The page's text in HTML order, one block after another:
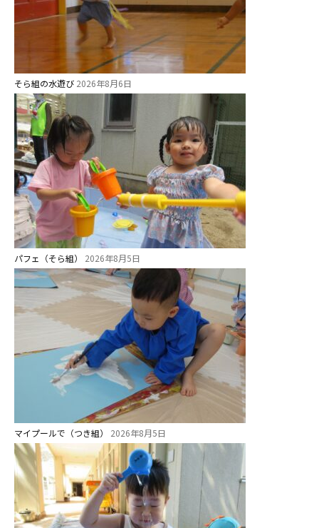
そら組の水遊び 2026年8月6日
パフェ（そら組） 2026年8月5日
マイプールで（つき組） 2026年8月5日
2歳児ひとり登園［ゆず組 ]
グループ施設・
関係先リンク
学校法⼈鴨⾕学園 鳳幼稚園
学校法⼈諏訪森学園 諏訪森幼稚
園
⼤阪府私⽴幼稚園連盟
社会福祉法人野田福祉会